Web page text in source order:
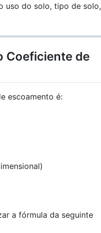
uso do solo, tipo de solo,
Coeficiente de
escoamento é:
a fórmula da seguinte